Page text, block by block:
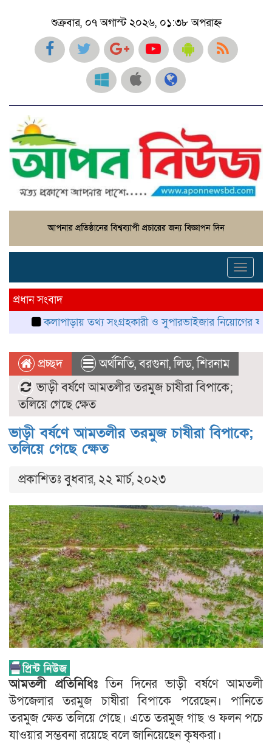
শুক্রবার, ০৭ অগাস্ট ২০২৬, ০১:৩৮ অপরাহ্ন
প্রধান সংবাদ
কলাপাড়ায় তথ্য সংগ্রহকারী ও সুপারভাইজার নিয়োগের ফল প্রকাশ,
প্রচ্ছদ অর্থনিতি,বরগুনা,লিড,শিরনাম
ভাড়ী বর্ষণে আমতলীর তরমুজ চাষীরা বিপাকে;
তলিয়ে গেছে ক্ষেত
ভাড়ী বর্ষণে আমতলীর তরমুজ চাষীরা বিপাকে;
তলিয়ে গেছে ক্ষেত
প্রকাশিতঃ বুধবার, ২২ মার্চ, ২০২৩
আমতলী প্রতিনিধিঃ তিন দিনের ভাড়ী বর্ষণে আমতলী
উপজেলার তরমুজ চাষীরা বিপাকে পরেছেন। পানিতে
তরমুজ ক্ষেত তলিয়ে গেছে। এতে তরমুজ গাছ ও ফলন পচে
যাওয়ার সম্ভবনা রয়েছে বলে জানিয়েছেন কৃষকরা।